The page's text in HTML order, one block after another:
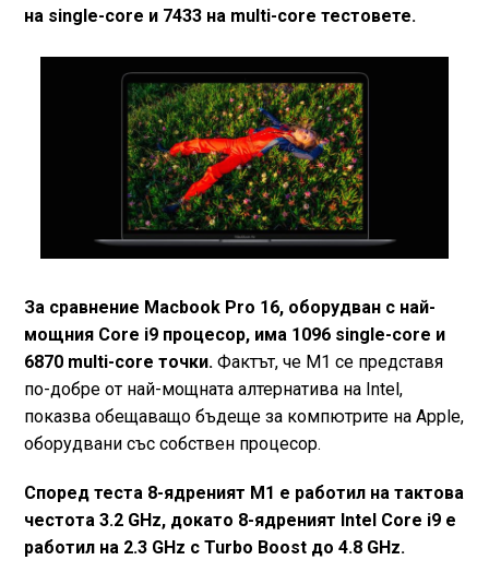
на single-core и 7433 на multi-core тестовете.
За сравнение Macbook Pro 16, оборудван с най-
мощния Core i9 процесор, има 1096 single-core и
6870 multi-core точки.Фактът, че М1 се представя
по-добре от най-мощната алтернатива на Intel,
показва обещаващо бъдеще за компютрите на Apple,
оборудвани със собствен процесор.
Според теста 8-ядреният М1 е работил на тактова
честота 3.2 GHz, докато 8-ядреният Intel Core i9 е
работил на 2.3 GHz с Turbo Boost до 4.8 GHz.